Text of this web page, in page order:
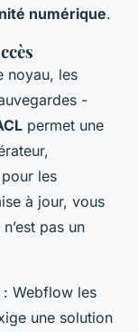
numérique.
noyau, les
-
permet une
les
à jour, vous
pas un
: Webflow les
une solution